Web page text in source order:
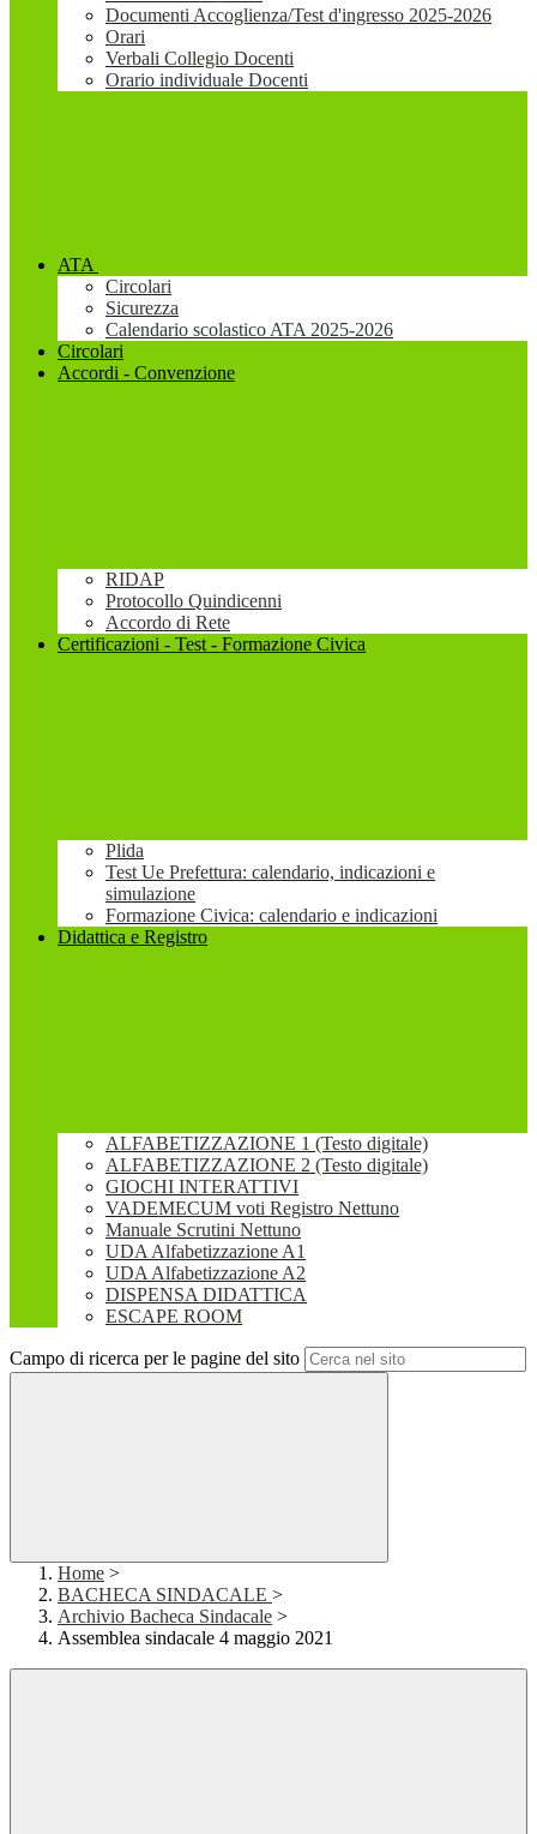
Documenti Accoglienza/Test d'ingresso 2025-2026
Orari
Verbali Collegio Docenti
Orario individuale Docenti
ATA
Circolari
Sicurezza
Calendario scolastico ATA 2025-2026
Circolari
Accordi - Convenzione
RIDAP
Protocollo Quindicenni
Accordo di Rete
Certificazioni - Test - Formazione Civica
Plida
Test Ue Prefettura: calendario, indicazioni e
simulazione
Formazione Civica: calendario e indicazioni
Didattica e Registro
ALFABETIZZAZIONE 1 (Testo digitale)
ALFABETIZZAZIONE 2 (Testo digitale)
GIOCHI INTERATTIVI
VADEMECUM voti Registro Nettuno
Manuale Scrutini Nettuno
UDA Alfabetizzazione A1
UDA Alfabetizzazione A2
DISPENSA DIDATTICA
ESCAPE ROOM
Campo di ricerca per le pagine del sito
Home >
BACHECA SINDACALE >
Archivio Bacheca Sindacale >
Assemblea sindacale 4 maggio 2021